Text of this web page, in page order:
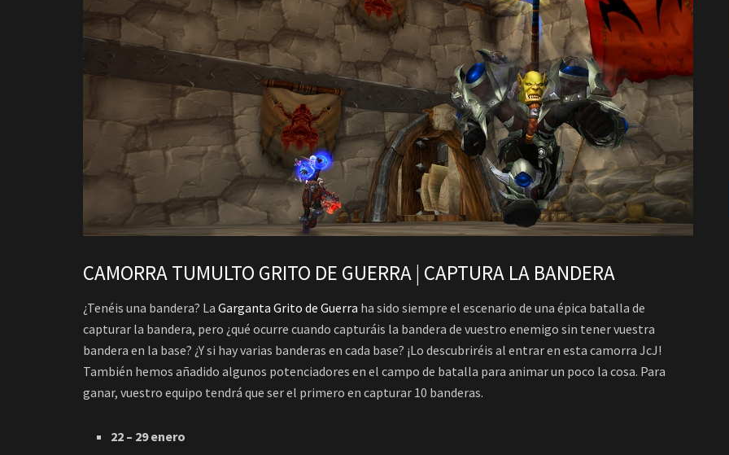
CAMORRA TUMULTO GRITO DE GUERRA | CAPTURA LA BANDERA
¿Tenéis una bandera? La Garganta Grito de Guerra ha sido siempre el escenario de una épica batalla de
capturar la bandera, pero ¿qué ocurre cuando capturáis la bandera de vuestro enemigo sin tener vuestra
bandera en la base? ¿Y si hay varias banderas en cada base? ¡Lo descubriréis al entrar en esta camorra JcJ!
También hemos añadido algunos potenciadores en el campo de batalla para animar un poco la cosa. Para
ganar, vuestro equipo tendrá que ser el primero en capturar 10 banderas.
22 – 29 enero